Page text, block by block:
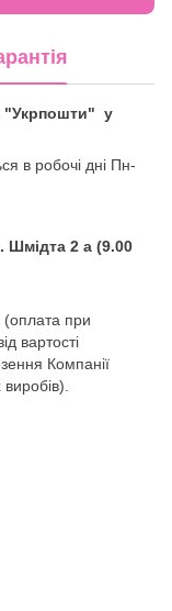
"Укрпошти" у
в робочі дні Пн-
Шмідта 2 а (9.00
(оплата при
вартості
Компанії